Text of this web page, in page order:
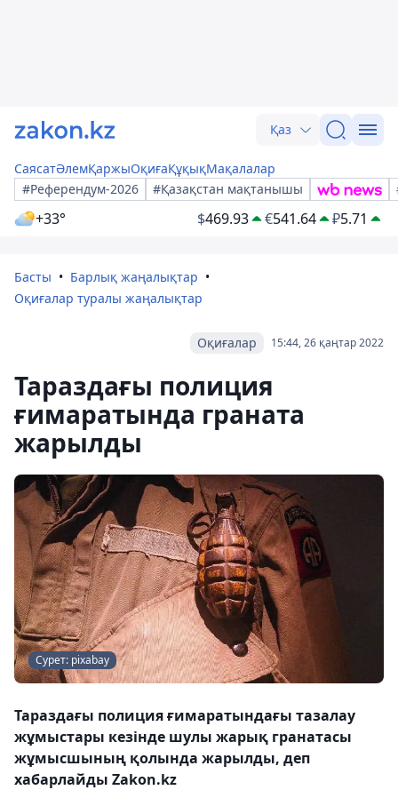
Қаз
СаясатӘлемҚаржыОқиғаҚұқықМақалалар
#Референдум-2026
#Қазақстан мақтанышы
+33° $469.93 €541.64 ₽5.71
Басты
Барлық жаңалықтар
Оқиғалар туралы жаңалықтар
15:44, 26 қаңтар 2022
Оқиғалар
Тараздағы полиция
ғимаратында граната
жарылды
Сурет: pixabay
Тараздағы полиция ғимаратындағы тазалау
жұмыстары кезінде шулы жарық гранатасы
жұмысшының қолында жарылды, деп
хабарлайды Zakon.kz